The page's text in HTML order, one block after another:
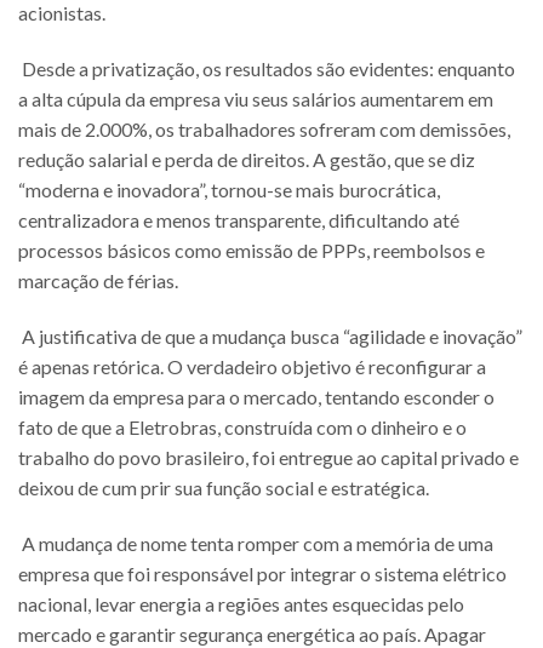
acionistas.
Desde a privatização, os resultados são evidentes: enquanto
a alta cúpula da empresa viu seus salários aumentarem em
mais de 2.000%, os trabalhadores sofreram com demissões,
redução salarial e perda de direitos. A gestão, que se diz
“moderna e inovadora”, tornou-se mais burocrática,
centralizadora e menos transparente, dificultando até
processos básicos como emissão de PPPs, reembolsos e
marcação de férias.
A justificativa de que a mudança busca “agilidade e inovação”
é apenas retórica. O verdadeiro objetivo é reconfigurar a
imagem da empresa para o mercado, tentando esconder o
fato de que a Eletrobras, construída com o dinheiro e o
trabalho do povo brasileiro, foi entregue ao capital privado e
deixou de cum prir sua função social e estratégica.
A mudança de nome tenta romper com a memória de uma
empresa que foi responsável por integrar o sistema elétrico
nacional, levar energia a regiões antes esquecidas pelo
mercado e garantir segurança energética ao país. Apagar